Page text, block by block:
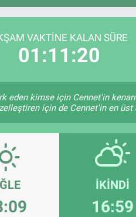
VAKTINE KALAN SÜRE
01:11:20
eden kimse için Cennet'in
için de Cennet'in en
İKINDI
16:59